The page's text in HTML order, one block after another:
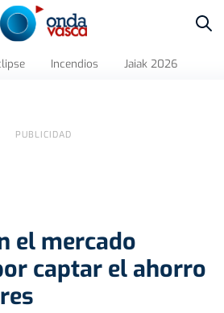
Incendios Jaiak 2026
el mercado
captar el ahorro